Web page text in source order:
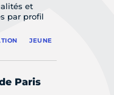
et
par profil
JEUNE
Paris